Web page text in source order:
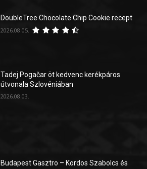
DoubleTree Chocolate Chip Cookie recept
2026.08.05.
Tadej Pogačar öt kedvenc kerékpáros
útvonala Szlovéniában
2026.08.03.
Budapest Gasztro – Kordos Szabolcs és